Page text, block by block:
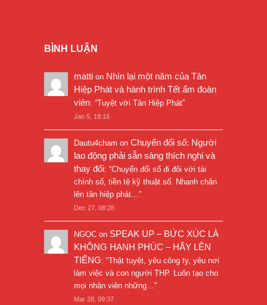
BÌNH LUẬN
matti on Nhìn lại một năm của Tân
Hiệp Phát và hành trình Tết ấm đoàn
viên: “Tuyệt vời Tân Hiệp Phát”
Jan 5, 19:16
Dautu4cham on Chuyển đổi số: Người
lao động phải sẵn sàng thích nghi và
thay đổi: “Chuyển đổi số đi đôi với tài
chính số, tiền tệ kỹ thuật số. Nhanh chân
lên tân hiệp phát…”
Dec 27, 08:28
NGỌC on SPEAK UP – BỨC XÚC LÀ
KHÔNG HẠNH PHÚC – HÃY LÊN
TIẾNG: “Thật tuyệt, yêu công ty, yêu nơi
làm việc và con người THP. Luôn tạo cho
mọi nhân viên những…”
Mar 28, 09:37